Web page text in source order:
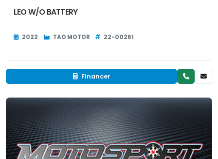
LEO W/O BATTERY
2022 TAO MOTOR 22-00261
Financer
Neuf